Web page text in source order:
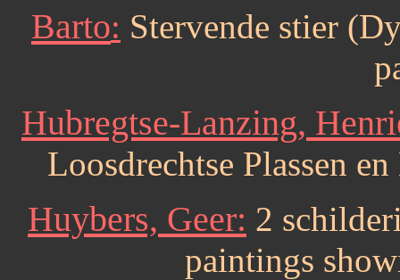
Barto: Stervende stier
Hubregtse-Lanzing,
Loosdrechtse Plassen
Huybers, Geer: 2
paintings